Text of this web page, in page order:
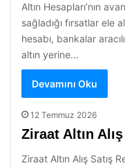
Altın Hesapları’nın
sağladığı fırsatlar ele
hesabı, bankalar
altın yerine…
Devamını Oku
12 Temmuz 2026
Ziraat Altın
Ziraat Altın Alış Satış